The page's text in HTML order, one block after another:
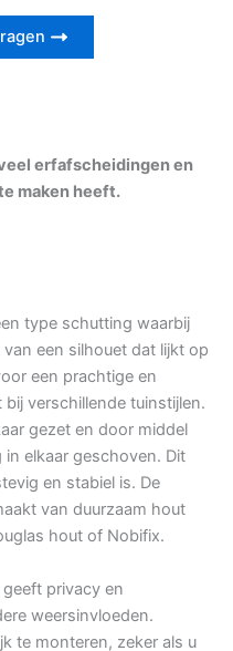
erfafscheidingen en
maken heeft.
type schutting waarbij
een silhouet dat lijkt op
een prachtige en
verschillende tuinstijlen.
gezet en door middel
elkaar geschoven. Dit
en stabiel is. De
van duurzaam hout
hout of Nobifix.
privacy en
weersinvloeden.
te monteren, zeker als u